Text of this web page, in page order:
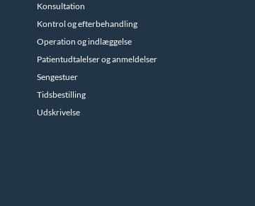
Konsultation
Kontrol og efterbehandling
Operation og indlæggelse
Patientudtalelser og anmeldelser
Sengestuer
Tidsbestilling
Udskrivelse